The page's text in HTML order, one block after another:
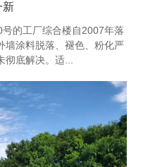
新
的工厂综合楼自2007年落
墙涂料脱落、褪色、粉化严
底解决。适...